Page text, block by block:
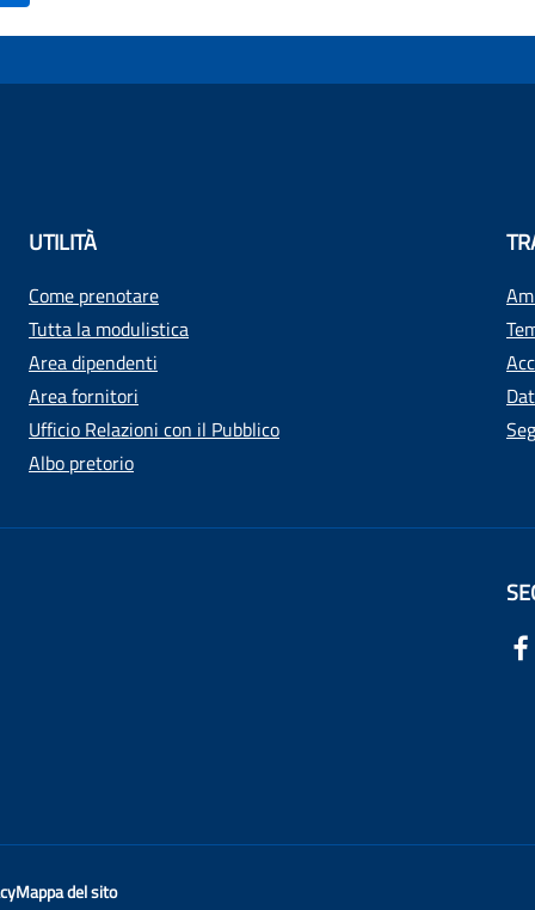
UTILITÀ
Come prenotare
Tutta la modulistica
Area dipendenti
Area fornitori
Ufficio Relazioni con il Pubblico
Albo pretorio
Mappa del sito